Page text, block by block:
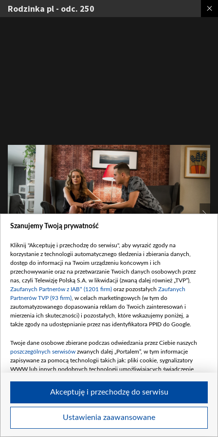
Rodzinka pl - odc. 250
Rodzinka.pl - odc. 250
1
Szczegóły
Szanujemy Twoją prywatność
Kliknij "Akceptuję i przechodzę do serwisu", aby wyrazić zgody na
korzystanie z technologii automatycznego śledzenia i zbierania danych,
dostęp do informacji na Twoim urządzeniu końcowym i ich
przechowywanie oraz na przetwarzanie Twoich danych osobowych przez
nas, czyli Telewizję Polską S.A. w likwidacji (zwaną dalej również „TVP”),
Zaufanych Partnerów z IAB* (1201 firm) oraz pozostałych Zaufanych
Partnerów TVP (93 firm) , w celach marketingowych (w tym do
zautomatyzowanego dopasowania reklam do Twoich zainteresowań i
mierzenia ich skuteczności) i pozostałych, które wskazujemy poniżej, a
także zgody na udostępnianie przez nas identyfikatora PPID do Google.
Twoje dane osobowe zbierane podczas odwiedzania przez Ciebie naszych
poszczególnych serwisów zwanych dalej „Portalem”, w tym informacje
zapisywane za pomocą technologii takich jak: pliki cookie, sygnalizatory
WWW lub innych podobnych technologii umożliwiających świadczenie
Twoje dane osobowe zbierane podczas odwiedzania przez Ciebie
Ustawienia zaawansowane
Akceptuję i przechodzę do serwisu